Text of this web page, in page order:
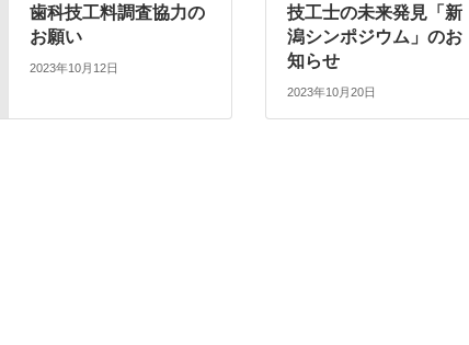
歯科技工料調査協力の
お願い
2023年10月12日
技工士の未来発見「新
潟シンポジウム」のお
知らせ
2023年10月20日